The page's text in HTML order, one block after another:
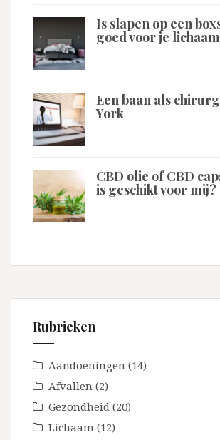
Is slapen op een
goed voor je
Een baan als
York
CBD olie of CBD
is geschikt voor mij?
Rubrieken
Aandoeningen (14)
Afvallen (2)
Gezondheid (20)
Lichaam (12)